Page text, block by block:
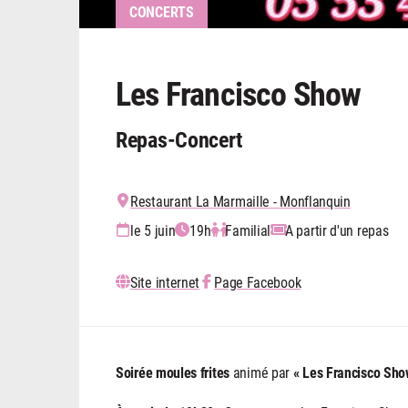
CONCERTS
Les Francisco Show
Repas-Concert
Restaurant La Marmaille - Monflanquin
le 5 juin
19h Familial A partir d'un repas
Site internet Page Facebook
Soirée moules frites animé par« Les Francisco